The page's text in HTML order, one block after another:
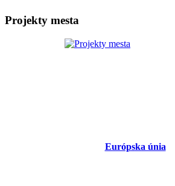
Projekty mesta
Európska únia